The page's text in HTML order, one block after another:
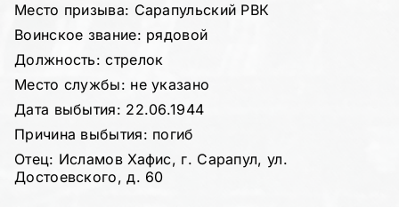
Место призыва: Сарапульский РВК
Воинское звание: рядовой
Должность: стрелок
Место службы: не указано
Дата выбытия: 22.06.1944
Причина выбытия: погиб
Отец: Исламов Хафис, г. Сарапул, ул.
Достоевского, д. 60